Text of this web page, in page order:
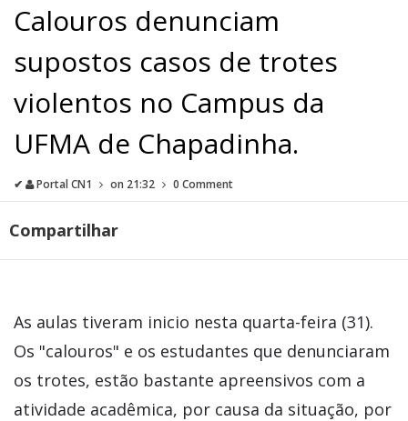
Calouros denunciam
supostos casos de trotes
violentos no Campus da
UFMA de Chapadinha.
✔ Portal CN1 on 21:32 0 Comment
Compartilhar
As aulas tiveram inicio nesta quarta-feira (31).
Os "calouros" e os estudantes que denunciaram
os trotes, estão bastante apreensivos com a
atividade acadêmica, por causa da situação, por